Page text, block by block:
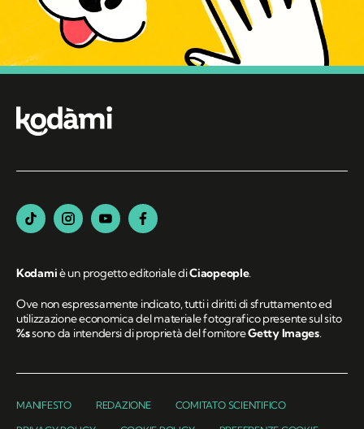
Kodamiè un progetto editoriale diCiaopeople.
Ove non espressamente indicato, tutti i diritti di sfruttamento ed
utilizzazione economica del materiale fotografico presente sul sito
%ssono da intendersi di proprietà del fornitoreGetty Images.
MANIFESTO REDAZIONE COMITATO SCIENTIFICO